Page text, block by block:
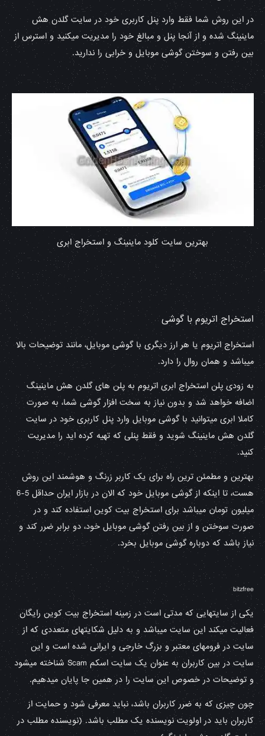
در این روش شما فقط وارد پنل کاربری خود در سایت گلدن هش
ماینینگ شده و از آنجا پنل و مبالغ خود را مدیریت میکنید و استرس از
بین رفتن و سوختن گوشی موبایل و خرابی را ندارید.
بهترین سایت کلود ماینینگ و استخراج ابری
استخراج اتریوم با گوشی
استخراج اتریوم یا هر ارز دیگری با گوشی موبایل، مانند توضیحات بالا
میباشد و همان روال را دارد.
به زودی پلن استخراج ابری اتریوم به پلن های گلدن هش ماینینگ
اضافه خواهد شد و بدون نیاز به سخت افزار گوشی شما، به صورت
کاملا ابری میتوانید با گوشی موبایل وارد پنل کاربری خود در سایت
گلدن هش ماینینگ شوید و فقط پنلی که تهیه کرده اید را مدیریت
کنید.
بهترین و مطمئن ترین راه برای یک کاربر زرنگ و هوشمند این روش
هست، تا اینکه از گوشی موبایل خود که الان در بازار ایران حداقل 5-6
میلیون تومان میباشد برای استخراج بیت کوین استفاده کند و در
صورت سوختن و از بین رفتن گوشی موبایل خود، دو برابر ضرر کند و
نیاز باشد که دوباره گوشی موبایل بخرد.
bitzfree
یکی از سایتهایی که مدتی است در زمینه استخراج بیت کوین رایگان
فعالیت میکند این سایت میباشد و به دلیل شکایتهای متعددی که از
سایت در فرومهای معتبر و بزرگ خارجی و ایرانی شده است و این
سایت در بین کاربران به عنوان یک سایت اسکم Scam شناخته میشود
و توضیحات در خصوص این سایت را در همین جا پایان میدهیم.
چون چیزی که به ضرر کاربران باشد، نباید معرفی شود و حمایت از
کاربران باید در اولویت نویسنده یک مطلب باشد. (نویسنده مطلب در